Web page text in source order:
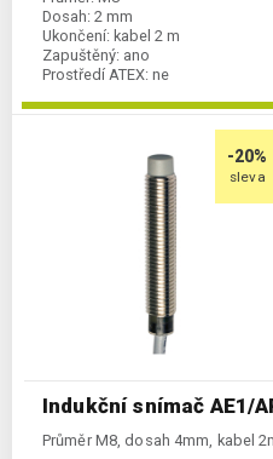
Dosah: 2 mm
Ukončení: kabel 2 m
Zapuštěný: ano
Prostředí ATEX: ne
-20%
sleva
Indukční snímač AE1/
Průměr M8, dosah 4mm, kabel